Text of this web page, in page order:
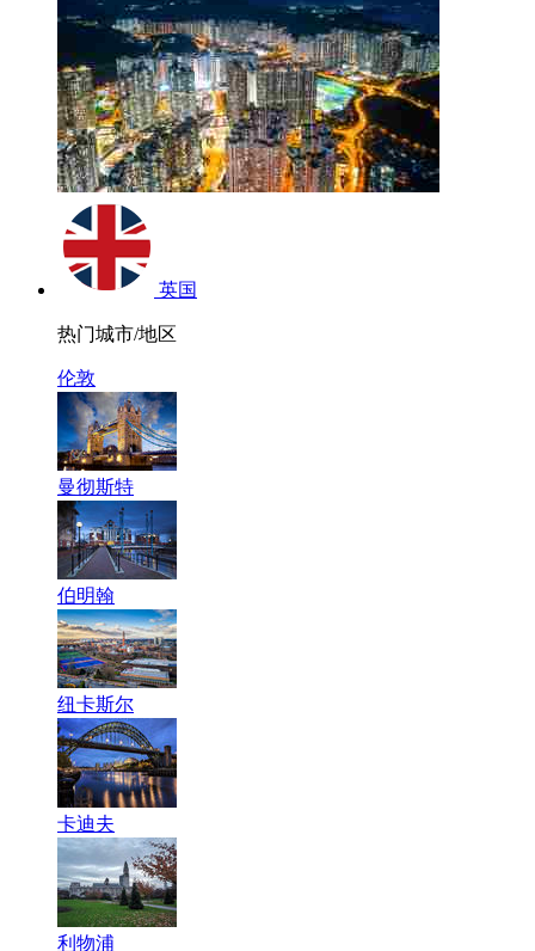
英国
热门城市/地区
伦敦
曼彻斯特
伯明翰
纽卡斯尔
卡迪夫
利物浦